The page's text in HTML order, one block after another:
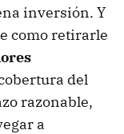
inversión. Y
como retirarle
del
razonable,
a